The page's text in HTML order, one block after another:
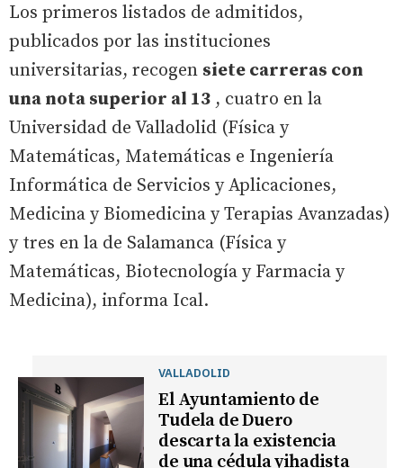
Los primeros listados de admitidos,
publicados por las instituciones
universitarias, recogen siete carreras con
una nota superior al 13 , cuatro en la
Universidad de Valladolid (Física y
Matemáticas, Matemáticas e Ingeniería
Informática de Servicios y Aplicaciones,
Medicina y Biomedicina y Terapias Avanzadas)
y tres en la de Salamanca (Física y
Matemáticas, Biotecnología y Farmacia y
Medicina), informa Ical.
VALLADOLID
El Ayuntamiento de
Tudela de Duero
descarta la existencia
de una cédula yihadista